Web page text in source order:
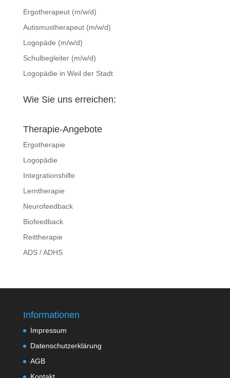
Ergotherapeut (m/w/d)
Autismustherapeut (m/w/d)
Logopäde (m/w/d)
Schulbegleiter (m/w/d)
Logopädie in Weil der Stadt
Wie Sie uns erreichen:
Therapie-Angebote
Ergotherapie
Logopädie
Integrationshilfe
Lerntherapie
Neurofeedback
Biofeedback
Reittherapie
ADS / ADHS
Informationen
Impressum
Datenschutzerklärung
AGB